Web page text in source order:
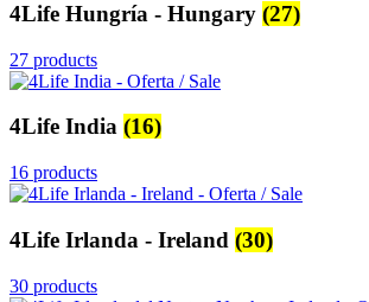
4Life Hungría - Hungary (27)
27 products
4Life India (16)
16 products
4Life Irlanda - Ireland (30)
30 products